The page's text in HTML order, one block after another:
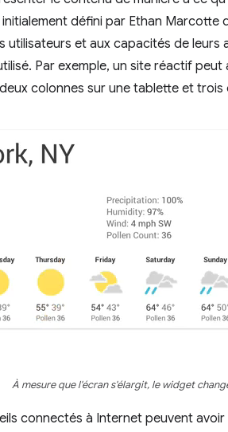
défini par Ethan Marcotte
utilisateurs et aux capacités de leurs
Par exemple, un site réactif
colonnes sur une tablette et
À mesure que l'écran s'élargit, le widget
connectés à Internet peuvent